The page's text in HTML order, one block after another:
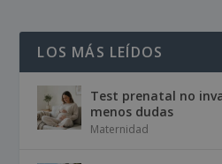
LOS MÁS LEÍDOS
Test prenatal no
menos dudas
Maternidad